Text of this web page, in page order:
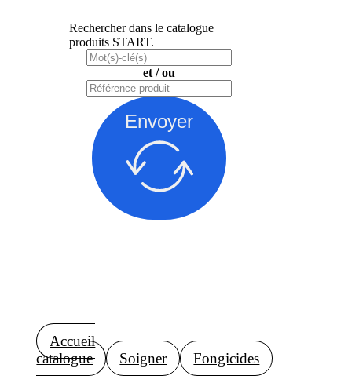
Rechercher dans le catalogue
produits START.
et / ou
Envoyer
Accueil
catalogue
Soigner Fongicides